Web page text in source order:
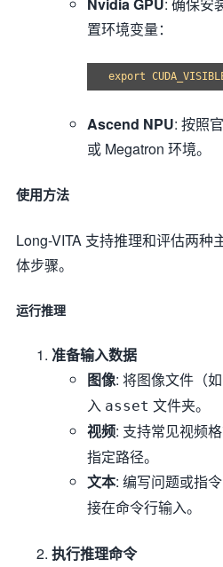
Nvidia GPU: 确保安
置环境变量：
Ascend NPU: 按照
或 Megatron 环境。
使用方法
Long-VITA 支持推理和评估两种
体步骤。
运行推理
准备输入数据
图像: 将图像文件（如
入 asset 文件夹。
视频: 支持常见视频
指定路径。
文本: 编写问题或指
接在命令行输入。
执行推理命令